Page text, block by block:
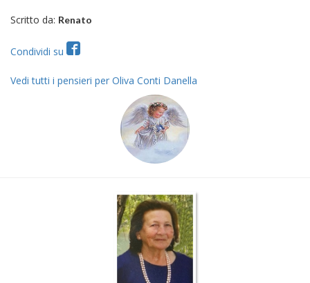
Scritto da: Renato
Condividi su
Vedi tutti i pensieri per Oliva Conti Danella